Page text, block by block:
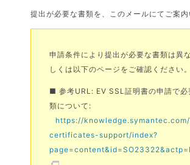
提出が必要な書類を、このメールにてご案内
申請条件により提出が必要な書類は異
しくは以下のページをご確認ください。
■ 参考URL: EV SSL証明書の申請で必
類について:
https://
certificates-support/index?